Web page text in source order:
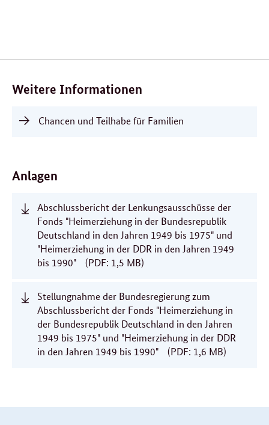
Weitere Informationen
Chancen und Teilhabe für Familien
Anlagen
Abschlussbericht der Lenkungsausschüsse der
Fonds "Heimerziehung in der Bundesrepublik
Deutschland in den Jahren 1949 bis 1975" und
"Heimerziehung in der DDR in den Jahren 1949
bis 1990"
(PDF: 1,5 MB)
Stellungnahme der Bundesregierung zum
Abschlussbericht der Fonds "Heimerziehung in
der Bundesrepublik Deutschland in den Jahren
1949 bis 1975" und "Heimerziehung in der DDR
in den Jahren 1949 bis 1990"
(PDF: 1,6 MB)